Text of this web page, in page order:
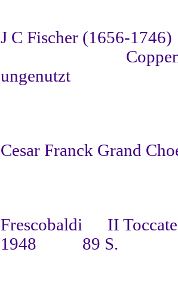
J C Fischer (1656-1746)
ungenutzt
Cesar Franck Grand
Frescobaldi
II
1948
89 S.